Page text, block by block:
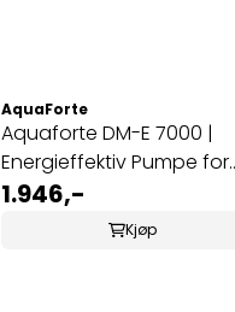
AquaForte
Aquaforte DM-E 7000 |
Energieffektiv Pumpe for
hagedam
1.946,-
Kjøp